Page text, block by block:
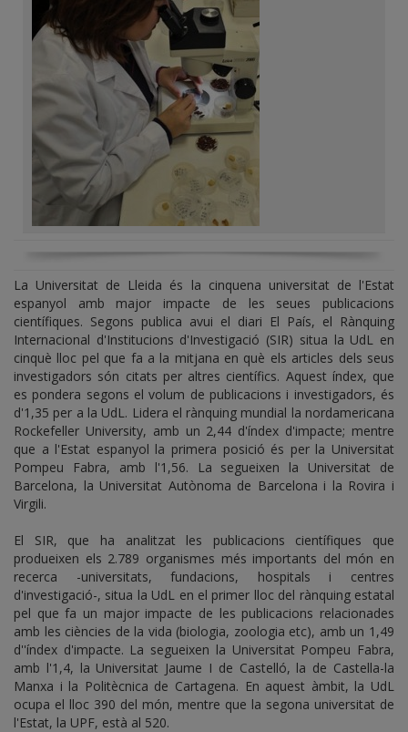
La Universitat de Lleida és la cinquena universitat de l'Estat
espanyol amb major impacte de les seues publicacions
científiques. Segons publica avui el diari El País, el Rànquing
Internacional d'Institucions d'Investigació (SIR) situa la UdL en
cinquè lloc pel que fa a la mitjana en què els articles dels seus
investigadors són citats per altres científics. Aquest índex, que
es pondera segons el volum de publicacions i investigadors, és
d'1,35 per a la UdL. Lidera el rànquing mundial la nordamericana
Rockefeller University, amb un 2,44 d'índex d'impacte; mentre
que a l'Estat espanyol la primera posició és per la Universitat
Pompeu Fabra, amb l'1,56. La segueixen la Universitat de
Barcelona, la Universitat Autònoma de Barcelona i la Rovira i
Virgili.
El SIR, que ha analitzat les publicacions científiques que
produeixen els 2.789 organismes més importants del món en
recerca -universitats, fundacions, hospitals i centres
d'investigació-, situa la UdL en el primer lloc del rànquing estatal
pel que fa un major impacte de les publicacions relacionades
amb les ciències de la vida (biologia, zoologia etc), amb un 1,49
d''índex d'impacte. La segueixen la Universitat Pompeu Fabra,
amb l'1,4, la Universitat Jaume I de Castelló, la de Castella-la
Manxa i la Politècnica de Cartagena. En aquest àmbit, la UdL
ocupa el lloc 390 del món, mentre que la segona universitat de
l'Estat, la UPF, està al 520.